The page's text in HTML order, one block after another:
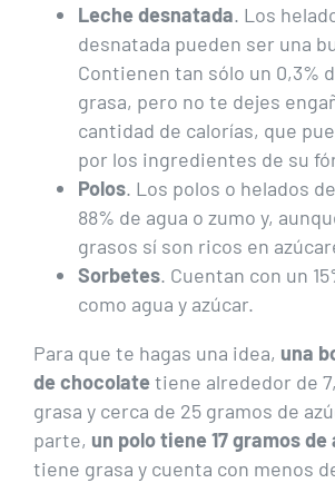
Leche desnatada. Los
desnatada pueden ser una
Contienen tan sólo un 0,3%
grasa, pero no te dejes
cantidad de calorías, que
por los ingredientes de su
Polos. Los polos o helados
88% de agua o zumo y,
grasos sí son ricos en
Sorbetes. Cuentan con un
como agua y azúcar.
Para que te hagas una idea, una
de chocolate tiene alrededor de
grasa y cerca de 25 gramos de
parte, un polo tiene 17 gramos de
tiene grasa y cuenta con menos